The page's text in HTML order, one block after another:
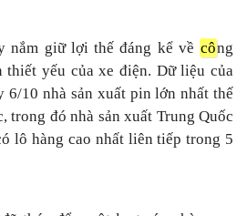
nắm giữ lợi thế đáng kể về công
thiết yếu của xe điện. Dữ liệu của
6/10 nhà sản xuất pin lớn nhất thế
trong đó nhà sản xuất Trung Quốc
lô hàng cao nhất liên tiếp trong 5